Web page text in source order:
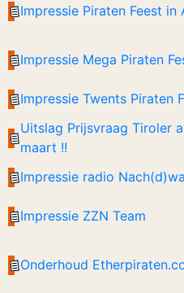
Impressie Piraten Feest in
Impressie Mega Piraten
Impressie Twents Piraten
Uitslag Prijsvraag Tiroler
maart !!
Impressie radio
Impressie ZZN Team
Onderhoud